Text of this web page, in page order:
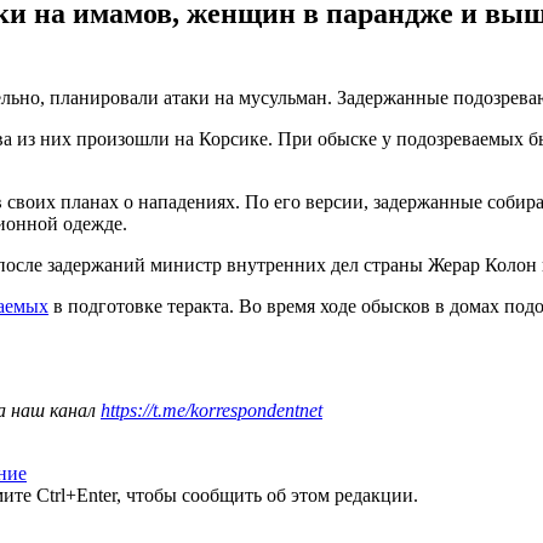
на имамов, женщин в парандже и
планировали атаки на мусульман. Задержанные
них произошли на Корсике. При обыске у подозреваемых
своих планах о нападениях. По его версии, задержанные
одежде.
задержаний министр внутренних дел страны Жерар Колон
в подготовке теракта. Во время ходе обысков в домах
наш канал https://t.me/korrespondentnet
Ctrl+Enter, чтобы сообщить об этом редакции.